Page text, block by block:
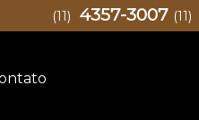
(11) 4357-3007 (11)